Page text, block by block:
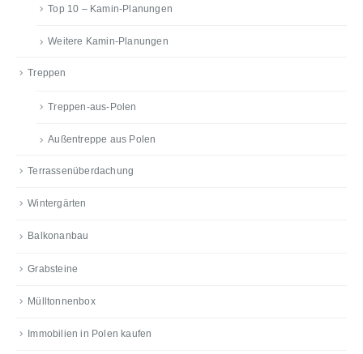
Top 10 – Kamin-Planungen
Weitere Kamin-Planungen
Treppen
Treppen-aus-Polen
Außentreppe aus Polen
Terrassenüberdachung
Wintergärten
Balkonanbau
Grabsteine
Mülltonnenbox
Immobilien in Polen kaufen